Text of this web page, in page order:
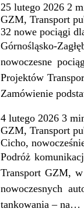
25 lutego 2026 2
GZM, Transport
32 nowe pociągi
Górnośląsko-
nowoczesne
Projektów
Zamówienie
4 lutego 2026 3
GZM, Transport
Cicho,
Podróż
Transport GZM,
nowoczesnych
tankowania – na…